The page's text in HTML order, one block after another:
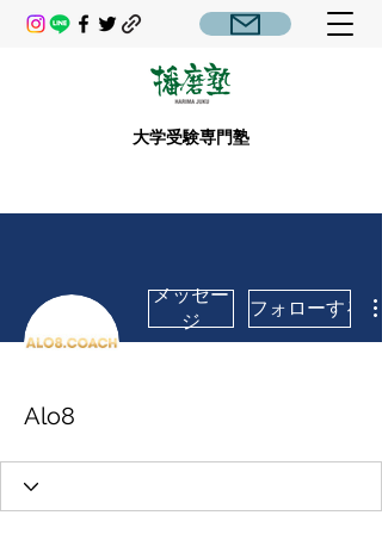
大学受験専門塾
メッセー
ジ
フォローする
Alo8